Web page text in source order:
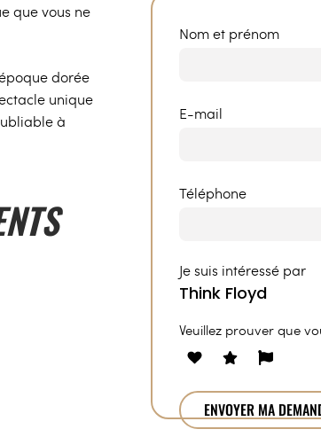
que vous ne
dorée
unique
à
Nom et prénom
E-mail
Téléphone
Je suis intéressé par
Veuillez prouver que